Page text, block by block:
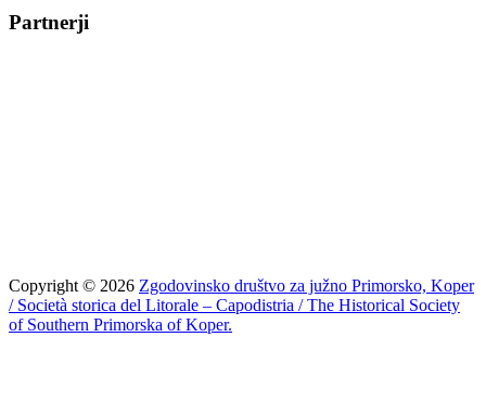
Partnerji
Copyright © 2026 Zgodovinsko društvo za južno Primorsko, Koper
/ Società storica del Litorale – Capodistria / The Historical Society
of Southern Primorska of Koper.